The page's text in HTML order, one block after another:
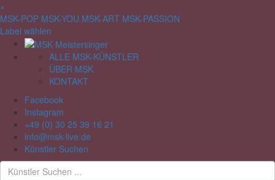
×
MSK-POP MSK-YOU MSK-ART MSK-PASSION
Label wählen
ALLE MSK-KÜNSTLER
ÜBER MSK
KONTAKT
Facebook
Instagram
+49 (0) 30 25 39 16 21
info@msk-live.de
Künstler Suchen